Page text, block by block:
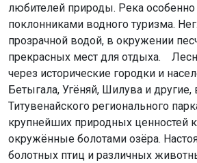
любителей природы. Река
поклонниками водного туризма.
прозрачной водой, в окружении
прекрасных мест для отдыха.
через исторические городки и
Бетыгала, Угёняй, Шилува и другие,
Титувенайского регионального
крупнейших природных ценностей
окружённые болотами озёра.
болотных птиц и различных